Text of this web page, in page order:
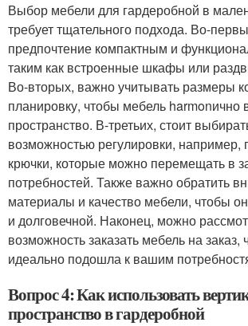
Выбор мебели для гардеробной в
требует тщательного подхода. Во-
предпочтение компактным и
таким как встроенные шкафы или
Во-вторых, важно учитывать размеры
планировку, чтобы мебель harmonично
пространство. В-третьих, стоит
возможностью регулировки, например,
крючки, которые можно перемещать в
потребностей. Также важно обратить
материалы и качество мебели, чтобы
и долговечной. Наконец, можно
возможность заказать мебель на заказ,
идеально подошла к вашим
Вопрос 4: Как использовать
пространство в гардеробной